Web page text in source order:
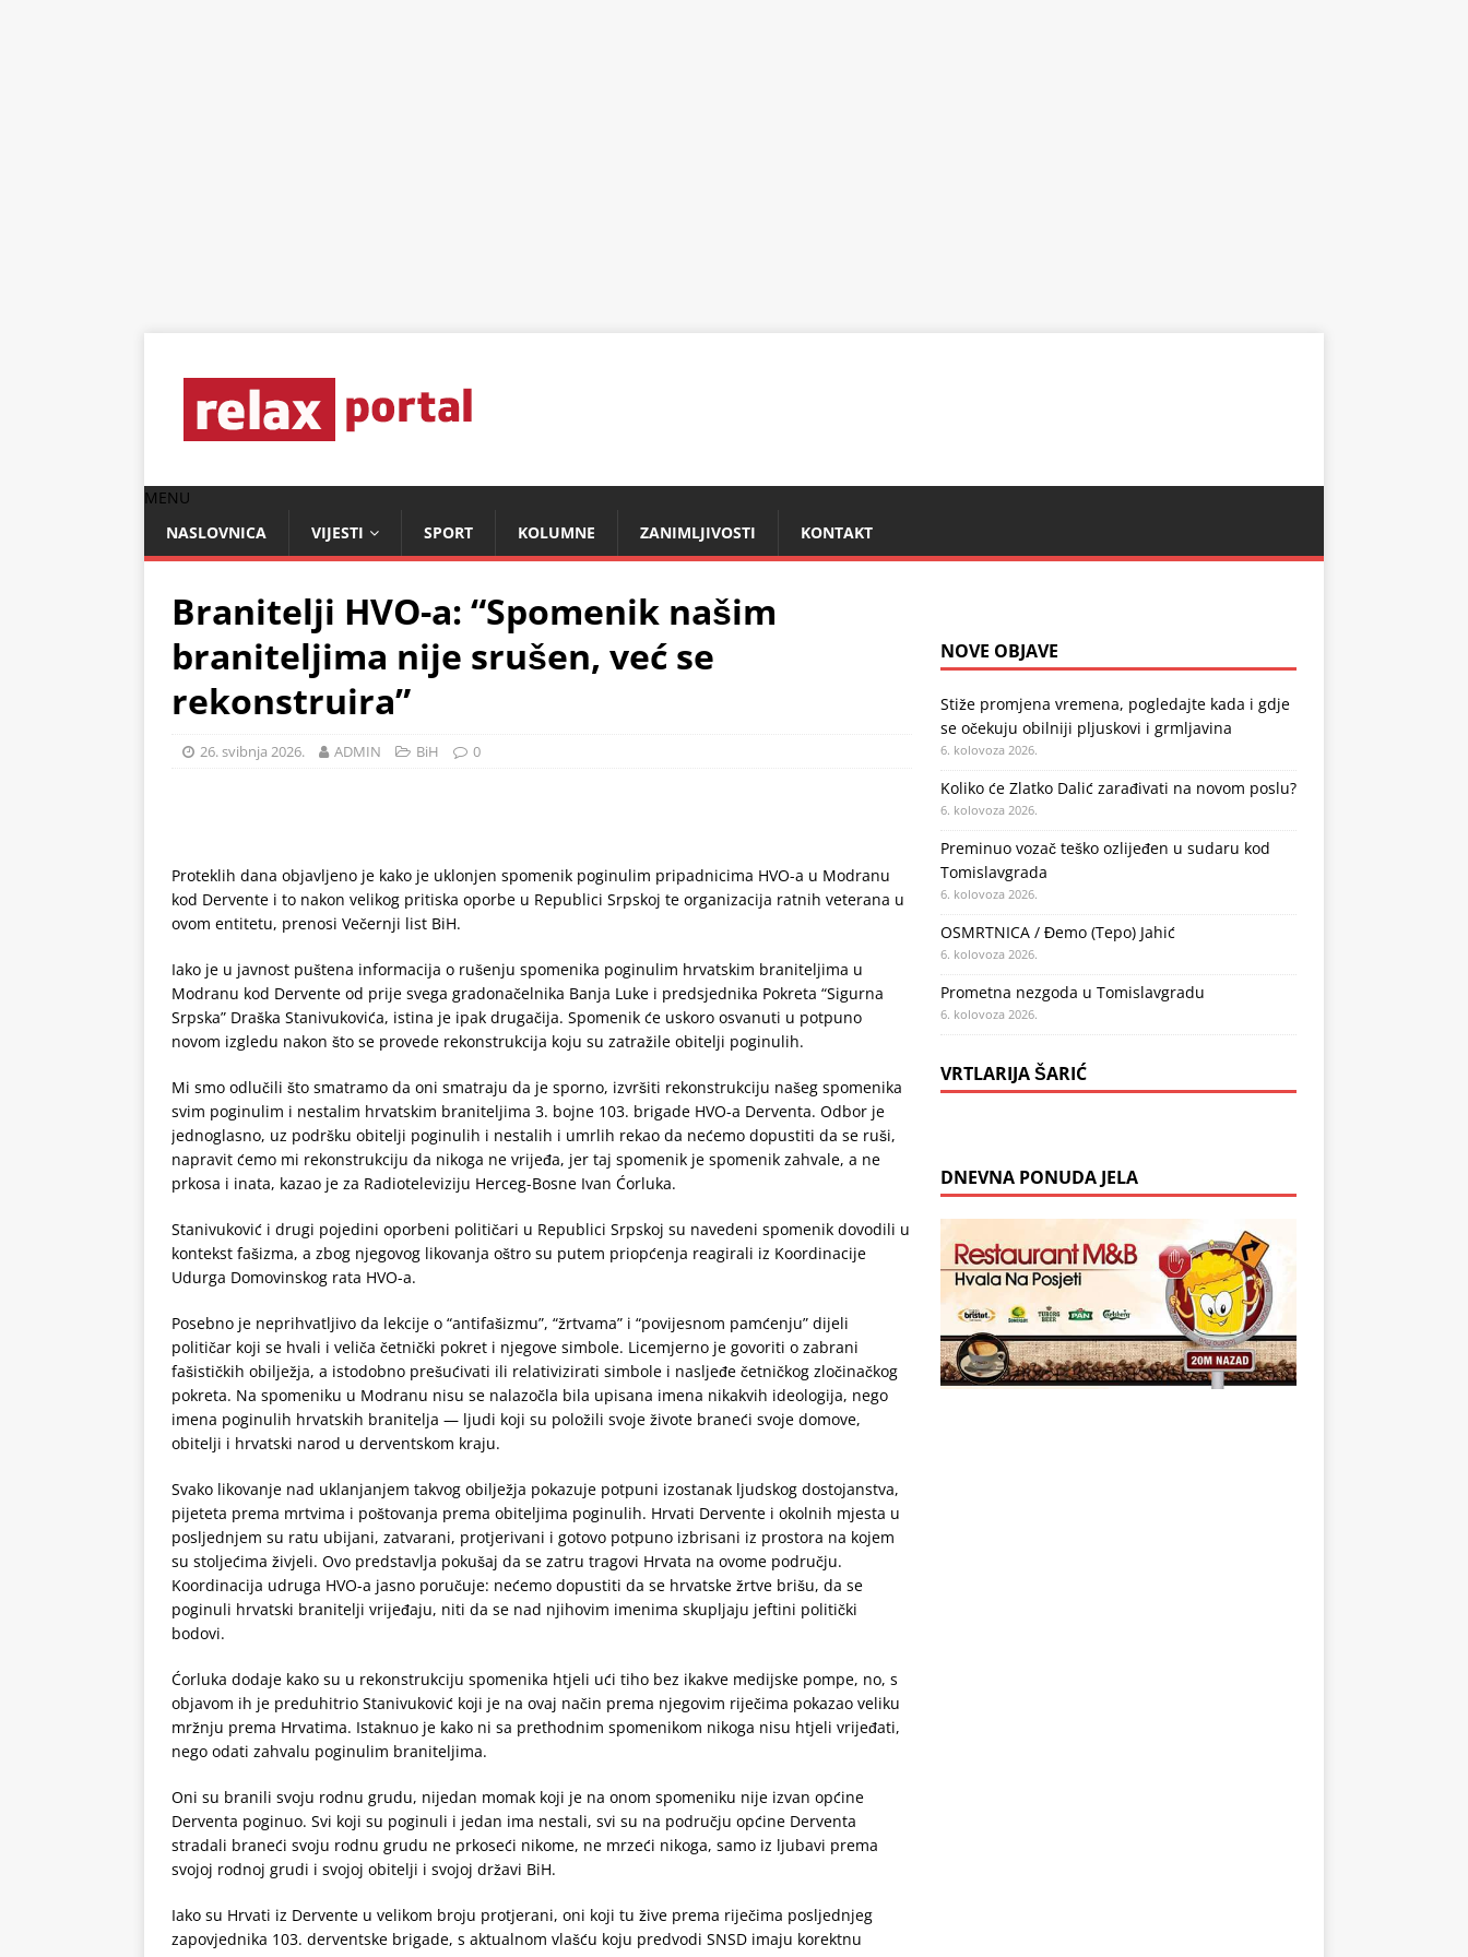
MENU
NASLOVNICA
VIJESTI SPORT KOLUMNE ZANIMLJIVOSTI KONTAKT
Branitelji HVO-a: “Spomenik našim
braniteljima nije srušen, već se
rekonstruira”
26. svibnja 2026. ADMIN BiH 0
Proteklih dana objavljeno je kako je uklonjen spomenik poginulim pripadnicima HVO-a u Modranu
kod Dervente i to nakon velikog pritiska oporbe u Republici Srpskoj te organizacija ratnih veterana u
ovom entitetu, prenosi Večernji list BiH.
Iako je u javnost puštena informacija o rušenju spomenika poginulim hrvatskim braniteljima u
Modranu kod Dervente od prije svega gradonačelnika Banja Luke i predsjednika Pokreta “Sigurna
Srpska” Draška Stanivukovića, istina je ipak drugačija. Spomenik će uskoro osvanuti u potpuno
novom izgledu nakon što se provede rekonstrukcija koju su zatražile obitelji poginulih.
Mi smo odlučili što smatramo da oni smatraju da je sporno, izvršiti rekonstrukciju našeg spomenika
svim poginulim i nestalim hrvatskim braniteljima 3. bojne 103. brigade HVO-a Derventa. Odbor je
jednoglasno, uz podršku obitelji poginulih i nestalih i umrlih rekao da nećemo dopustiti da se ruši,
napravit ćemo mi rekonstrukciju da nikoga ne vrijeđa, jer taj spomenik je spomenik zahvale, a ne
prkosa i inata, kazao je za Radioteleviziju Herceg-Bosne Ivan Ćorluka.
Stanivuković i drugi pojedini oporbeni političari u Republici Srpskoj su navedeni spomenik dovodili u
kontekst fašizma, a zbog njegovog likovanja oštro su putem priopćenja reagirali iz Koordinacije
Udurga Domovinskog rata HVO-a.
Posebno je neprihvatljivo da lekcije o “antifašizmu”, “žrtvama” i “povijesnom pamćenju” dijeli
političar koji se hvali i veliča četnički pokret i njegove simbole. Licemjerno je govoriti o zabrani
fašističkih obilježja, a istodobno prešućivati ili relativizirati simbole i nasljeđe četničkog zločinačkog
pokreta. Na spomeniku u Modranu nisu se nalazočla bila upisana imena nikakvih ideologija, nego
imena poginulih hrvatskih branitelja — ljudi koji su položili svoje živote braneći svoje domove,
obitelji i hrvatski narod u derventskom kraju.
Svako likovanje nad uklanjanjem takvog obilježja pokazuje potpuni izostanak ljudskog dostojanstva,
pijeteta prema mrtvima i poštovanja prema obiteljima poginulih. Hrvati Dervente i okolnih mjesta u
posljednjem su ratu ubijani, zatvarani, protjerivani i gotovo potpuno izbrisani iz prostora na kojem
su stoljećima živjeli. Ovo predstavlja pokušaj da se zatru tragovi Hrvata na ovome području.
Koordinacija udruga HVO-a jasno poručuje: nećemo dopustiti da se hrvatske žrtve brišu, da se
poginuli hrvatski branitelji vrijeđaju, niti da se nad njihovim imenima skupljaju jeftini politički
bodovi.
Ćorluka dodaje kako su u rekonstrukciju spomenika htjeli ući tiho bez ikakve medijske pompe, no, s
objavom ih je preduhitrio Stanivuković koji je na ovaj način prema njegovim riječima pokazao veliku
mržnju prema Hrvatima. Istaknuo je kako ni sa prethodnim spomenikom nikoga nisu htjeli vrijeđati,
nego odati zahvalu poginulim braniteljima.
Oni su branili svoju rodnu grudu, nijedan momak koji je na onom spomeniku nije izvan općine
Derventa poginuo. Svi koji su poginuli i jedan ima nestali, svi su na području općine Derventa
stradali braneći svoju rodnu grudu ne prkoseći nikome, ne mrzeći nikoga, samo iz ljubavi prema
svojoj rodnoj grudi i svojoj obitelji i svojoj državi BiH.
Iako su Hrvati iz Dervente u velikom broju protjerani, oni koji tu žive prema riječima posljednjeg
zapovjednika 103. derventske brigade, s aktualnom vlašću koju predvodi SNSD imaju korektnu
NOVE OBJAVE
Stiže promjena vremena, pogledajte kada i gdje
se očekuju obilniji pljuskovi i grmljavina
6. kolovoza 2026.
Koliko će Zlatko Dalić zarađivati na novom poslu?
6. kolovoza 2026.
Preminuo vozač teško ozlijeđen u sudaru kod
Tomislavgrada
6. kolovoza 2026.
OSMRTNICA / Đemo (Tepo) Jahić
6. kolovoza 2026.
Prometna nezgoda u Tomislavgradu
6. kolovoza 2026.
VRTLARIJA ŠARIĆ
DNEVNA PONUDA JELA